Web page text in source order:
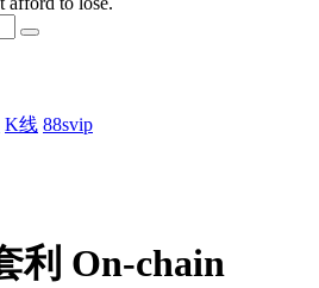
K线 88svip
利 On-chain